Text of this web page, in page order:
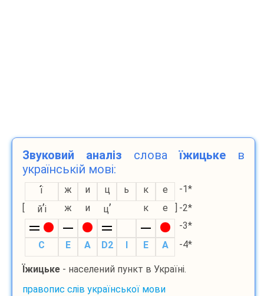
Звуковий аналіз словаїжицьке в
українській мові:
ї ж и ц ь к е
-1*
[
й’і ж и ц’ к е ] -2*
-3*
С
E A D2 I E A -4*
Їжицьке - населений пункт в Україні.
правопис слів української мови